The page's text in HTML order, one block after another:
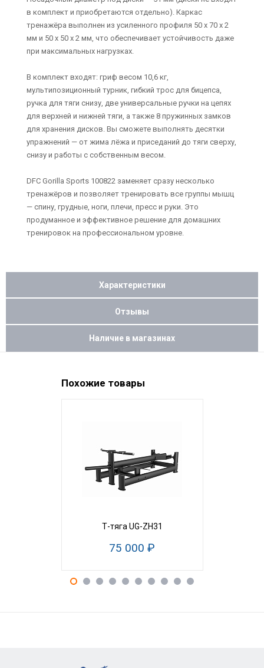
в комплект и приобретаются отдельно). Каркас
тренажёра выполнен из усиленного профиля 50 х 70 х 2
мм и 50 х 50 х 2 мм, что обеспечивает устойчивость даже
при максимальных нагрузках.
В комплект входят: гриф весом 10,6 кг,
мультипозиционный турник, гибкий трос для бицепса,
ручка для тяги снизу, две универсальные ручки на цепях
для верхней и нижней тяги, а также 8 пружинных замков
для хранения дисков. Вы сможете выполнять десятки
упражнений — от жима лёжа и приседаний до тяги сверху,
снизу и работы с собственным весом.
DFC Gorilla Sports 100822 заменяет сразу несколько
тренажёров и позволяет тренировать все группы мышц
— спину, грудные, ноги, плечи, пресс и руки. Это
продуманное и эффективное решение для домашних
тренировок на профессиональном уровне.
Характеристики
Отзывы
Наличие в магазинах
Похожие товары
Т-тяга UG-ZH31
75 000 ₽